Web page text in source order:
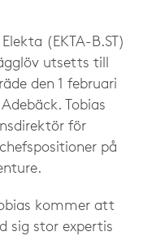
Elekta (EKTA-B.ST)
utsetts till
den 1 februari
Tobias
för
på
kommer att
sig stor expertis